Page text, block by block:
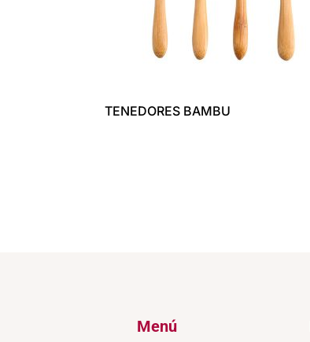
TENEDORES BAMBU
Menú